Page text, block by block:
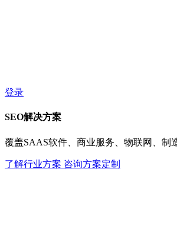
登录
SEO解决方案
覆盖SAAS软件、商业服务、物联网、制
了解行业方案 咨询方案定制